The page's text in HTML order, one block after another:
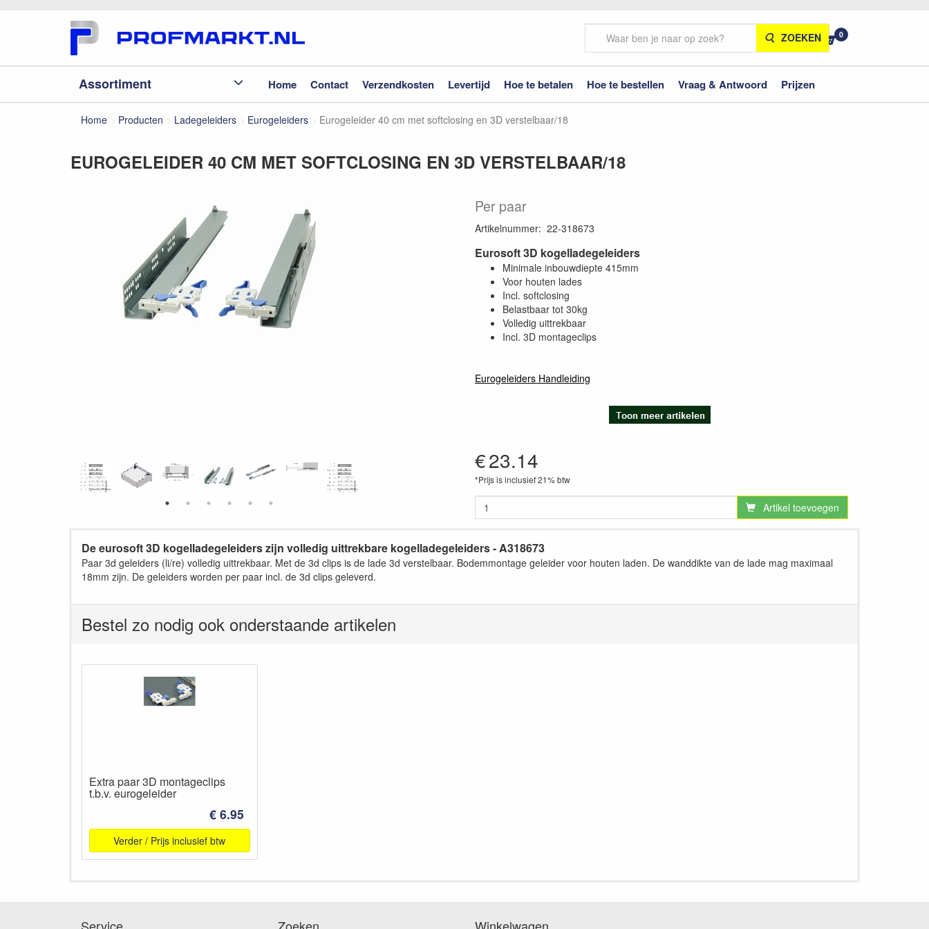
ZOEKEN 0
Assortiment Home Contact Verzendkosten Levertijd Hoe te betalen Hoe te bestellen Vraag & Antwoord Prijzen
Home Producten Ladegeleiders Eurogeleiders Eurogeleider 40 cm met softclosing en 3D verstelbaar/18
EUROGELEIDER 40 CM MET SOFTCLOSING EN 3D VERSTELBAAR/18
Per paar
Artikelnummer: 22-318673
Eurosoft 3D kogelladegeleiders
Minimale inbouwdiepte 415mm
Voor houten lades
Incl. softclosing
Belastbaar tot 30kg
Volledig uittrekbaar
Incl. 3D montageclips
Eurogeleiders Handleiding
€23.14
*Prijs is inclusief 21% btw
Artikel toevoegen
De eurosoft 3D kogelladegeleiders zijn volledig uittrekbare kogelladegeleiders - A318673
Paar 3d geleiders (li/re) volledig uittrekbaar. Met de 3d clips is de lade 3d verstelbaar. Bodemmontage geleider voor houten laden. De wanddikte van de lade mag maximaal
18mm zijn. De geleiders worden per paar incl. de 3d clips geleverd.
Bestel zo nodig ook onderstaande artikelen
Extra paar 3D montageclips
t.b.v. eurogeleider
€ 6.95
Verder / Prijs inclusief btw
Service Zoeken Winkelwagen